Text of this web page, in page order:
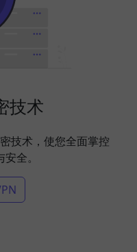
技术
技术，使您全面掌控
全。